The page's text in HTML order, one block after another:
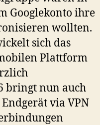
Googlekonto ihre
wollten.
sich das
Plattform
bringt nun auch
via VPN